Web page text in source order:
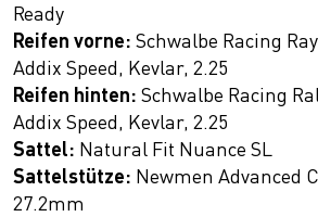
Ready
Reifen vorne: Schwalbe Racing
Addix Speed, Kevlar, 2.25
Reifen hinten: Schwalbe Racing
Addix Speed, Kevlar, 2.25
Sattel: Natural Fit Nuance SL
Sattelstütze: Newmen Advanced
27.2mm